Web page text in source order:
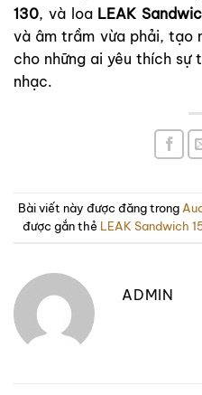
130, và loa LEAK
và âm trầm vừa phải, tạo
cho những ai yêu thích sự
nhạc.
Bài viết này được đăng trong
được gắn thẻ LEAK Sandwich
ADMIN